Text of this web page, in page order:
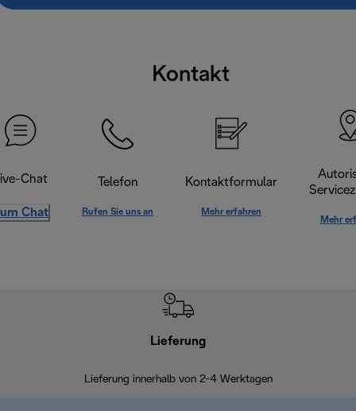
Kontakt
Chat
Chat
Telefon
Rufen Sie uns an
Kontaktformular
Mehr erfahren
Mehr
Lieferung
Lieferung innerhalb von 2-4 Werktagen